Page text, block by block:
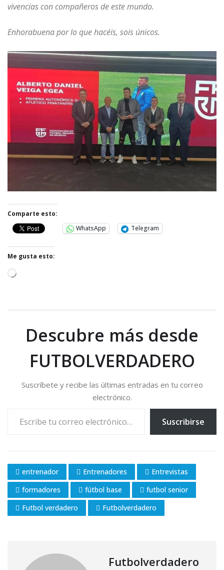
vivencias con compañeros de este mundo.
Enhorabuena por lo que hacéis, sois únicos.
Comparte esto:
WhatsApp
Telegram
Me gusta esto:
C
Descubre más desde
FUTBOLVERDADERO
Suscríbete y recibe las últimas entradas en tu correo
electrónico.
Suscribirse
entrenador Entrenadores
Entrevistas
formadores
fútbol base
futbol senior
Futbol verdadero
Futbolverdadero
Futbolverdadero